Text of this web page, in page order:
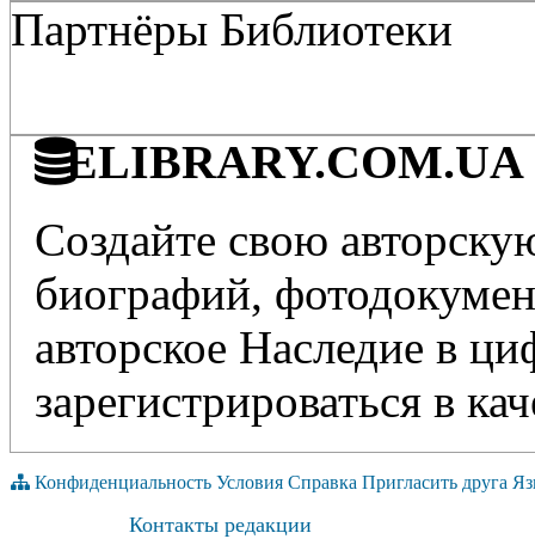
Партнёры Библиотеки
ELIBRARY.COM.UA
Создайте свою
биографий,
авторское Наследие в
зарегистрироваться в
Конфиденциальность Условия Справка Пригласить друга
Контакты редакции